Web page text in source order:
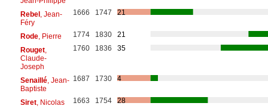
Rebel, Jean-
Féry
1666 1747 21
Rode, Pierre 1774 1830
21
Rouget,
Claude-
Joseph
1760 1836 35
Senaillé, Jean-
Baptiste
1687 1730 4
Siret, Nicolas 1663 1754
28